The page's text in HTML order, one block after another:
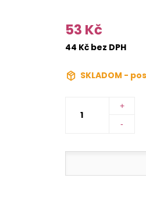
53 Kč
44 Kč bez DPH
SKLADOM -
+
-